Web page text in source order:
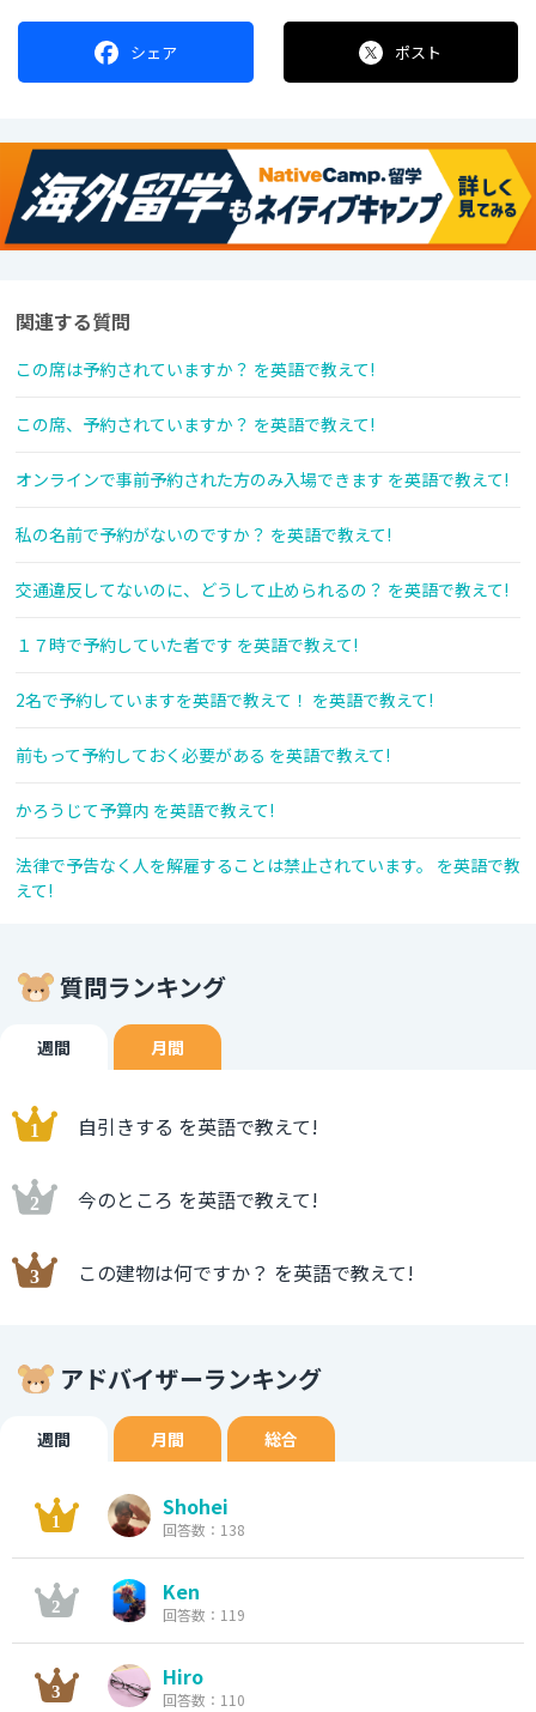
シェア ポスト
関連する質問
この席は予約されていますか？ を英語で教えて!
この席、予約されていますか？ を英語で教えて!
オンラインで事前予約された方のみ入場できます を英語で教えて!
私の名前で予約がないのですか？ を英語で教えて!
交通違反してないのに、どうして止められるの？ を英語で教えて!
１７時で予約していた者です を英語で教えて!
2名で予約していますを英語で教えて！ を英語で教えて!
前もって予約しておく必要がある を英語で教えて!
かろうじて予算内 を英語で教えて!
法律で予告なく人を解雇することは禁止されています。 を英語で教
えて!
質問ランキング
週間 月間
自引きする を英語で教えて!
今のところ を英語で教えて!
この建物は何ですか？ を英語で教えて!
アドバイザーランキング
週間 月間 総合
Shohei
回答数：138
Ken
回答数：119
Hiro
回答数：110